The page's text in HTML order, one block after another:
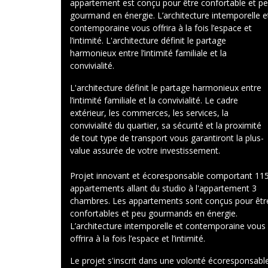
Estimation
Blog
appartement est conçu pour être confortable et
gourmand en énergie. L’architecture intemporelle
contemporaine vous offrira à la fois l’espace et
l’intimité. L'architecture définit le partage
harmonieux entre l’intimité familiale et la
convivialité.
L'architecture définit le partage harmonieux entre
l’intimité familiale et la convivialité. Le cadre
extérieur, les commerces, les services, la
convivialité du quartier, sa sécurité et la proximité
de tout type de transport vous garantiront la plus-
value assurée de votre investissement.
Projet innovant et écoresponsable comportant 115
appartements allant du studio à l'appartement 3
chambres. Les appartements sont conçus pour
confortables et peu gourmands en énergie.
L’architecture intemporelle et contemporaine vous
offrira à la fois l’espace et l’intimité.
Le projet s'inscrit dans une volonté